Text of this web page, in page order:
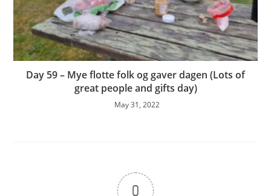
Day 59 – Mye flotte folk og gaver dagen (Lots of
great people and gifts day)
May 31, 2022
0